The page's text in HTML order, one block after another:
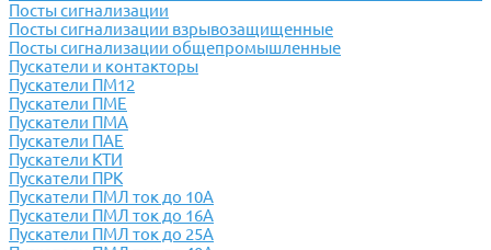
Посты сигнализации
Посты сигнализации взрывозащищенные
Посты сигнализации общепромышленные
Пускатели и контакторы
Пускатели ПМ12
Пускатели ПМЕ
Пускатели ПМА
Пускатели ПАЕ
Пускатели КТИ
Пускатели ПРК
Пускатели ПМЛ ток до 10А
Пускатели ПМЛ ток до 16А
Пускатели ПМЛ ток до 25А